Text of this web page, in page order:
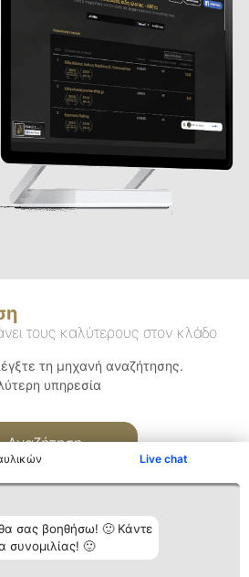
Live chat
σας βοηθήσω! 🙂 Κάντε
συνομιλίας! 🙂
τους καλύτερους στον κλάδο
τη μηχανή αναζήτησης.
υπηρεσία
Αναζήτηση